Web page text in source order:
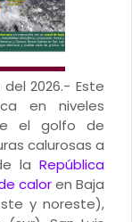
2026.- Este
en niveles
el golfo de
calurosas a
laRepública
caloren Baja
y noreste),